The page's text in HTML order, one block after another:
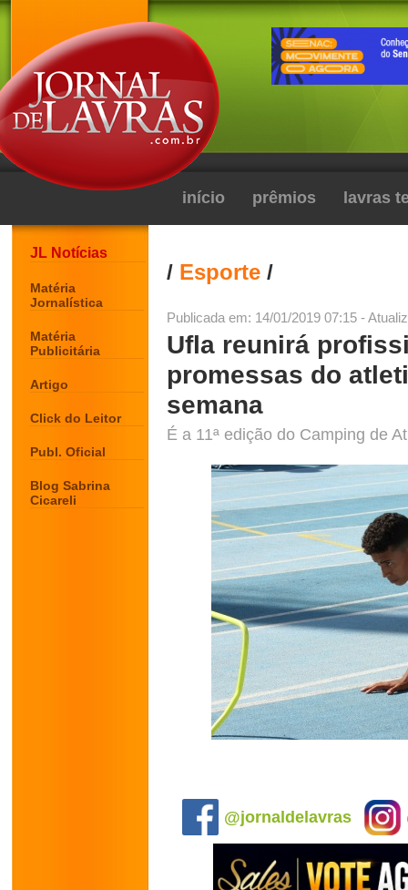
início prêmios lavras
JL Notícias
Matéria
Jornalística
Matéria
Publicitária
Artigo
Click do Leitor
Publ. Oficial
Blog Sabrina
Cicareli
/ Esporte /
Publicada em: 14/01/2019 07:15 -
Ufla reunirá
promessas do
semana
É a 11ª edição do Camping de
@jornaldelavras